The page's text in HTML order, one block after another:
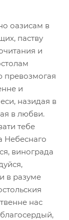
оазисам в
паству
и
превозмогая
и
назидая в
в любви.
тебе
Небеснаго
винограда
в разуме
нас